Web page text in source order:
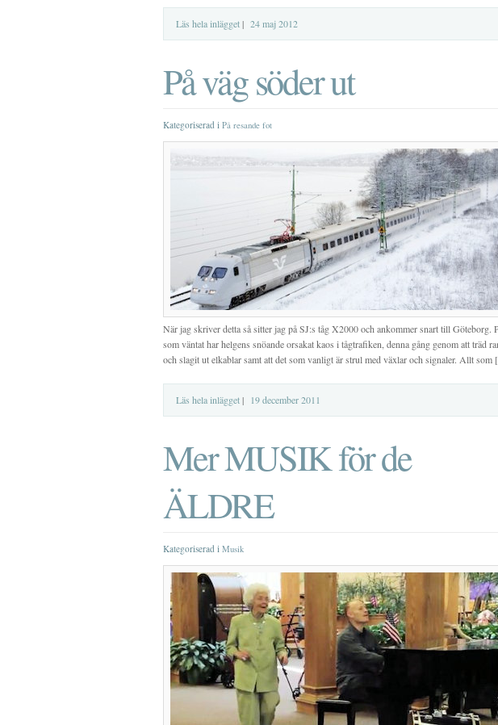
Läs hela inlägget| 24 maj 2012
På väg söder ut
Kategoriserad i På resande fot
När jag skriver detta så sitter jag på SJ:s tåg X2000 och ankommer snart till Göteborg.
som väntat har helgens snöande orsakat kaos i tågtrafiken, denna gång genom att träd
och slagit ut elkablar samt att det som vanligt är strul med växlar och signaler. Allt som
Läs hela inlägget| 19 december 2011
Mer MUSIK för de
ÄLDRE
Kategoriserad i Musik